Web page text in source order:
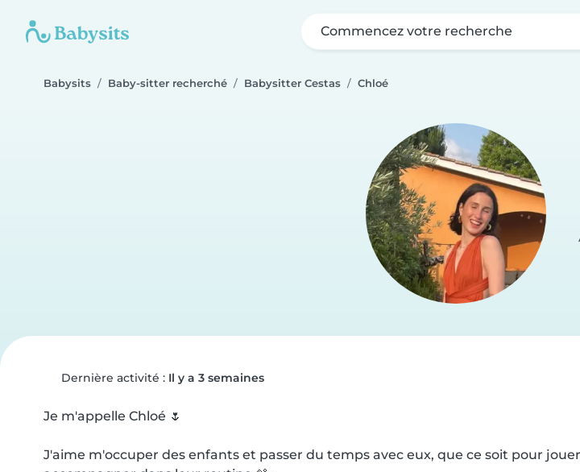
Commencez votre recherche
Babysits Baby-sitter recherché Babysitter Cestas Chloé
Dernière activité : Il y a 3 semaines
Je m'appelle Chloé 🌷
J'aime m'occuper des enfants et passer du temps avec eux, que ce soit pour